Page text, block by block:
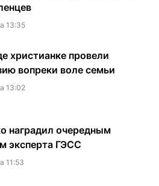
13:35
христианке провели
вопреки воле семьи
13:02
наградил очередным
эксперта ГЭСС
11:53